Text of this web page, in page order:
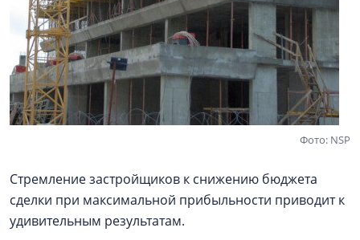
Фото: NSP
Стремление застройщиков к снижению бюджета
сделки при максимальной прибыльности приводит к
удивительным результатам.